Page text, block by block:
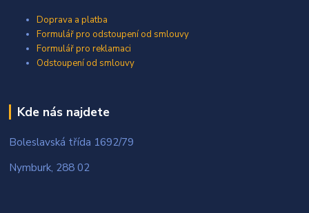
Doprava a platba
Formulář pro odstoupení od smlouvy
Formulář pro reklamaci
Odstoupení od smlouvy
Kde nás najdete
Boleslavská třída 1692/79
Nymburk, 288 02